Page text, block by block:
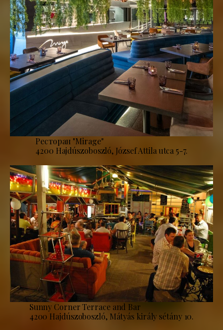
Ресторан "Mirage''
4200 Hajdúszoboszló, József Attila utca 5-7.
Sunny Corner Terrace and Bar
4200 Hajdúszoboszló, Mátyás király sétány 10.